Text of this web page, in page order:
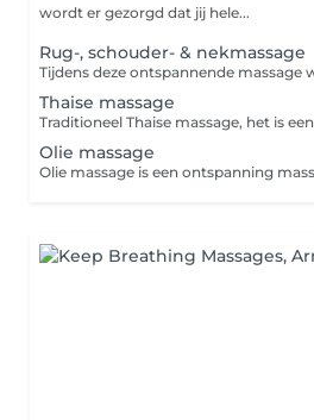
wordt er gezorgd dat jij hele...
Rug-, schouder- & nekmassage
Thaise massage
Olie massage